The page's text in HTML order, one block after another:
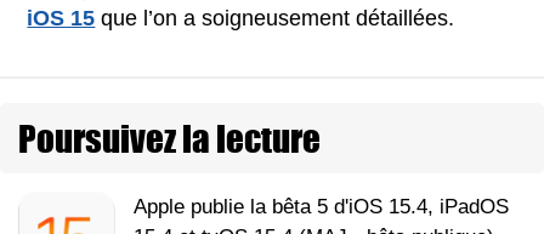
iOS 15 que l’on a soigneusement détaillées.
Poursuivez la lecture
Apple publie la bêta 5 d'iOS 15.4, iPadOS